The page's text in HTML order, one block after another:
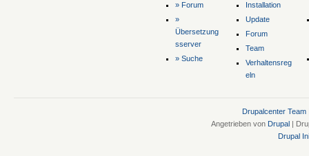
» Forum
»
Übersetzung
sserver
» Suche
Installation
Update
Forum
Team
Verhaltensreg
eln
Drupalcenter Team
Angetrieben von Drupal
|
Drupal